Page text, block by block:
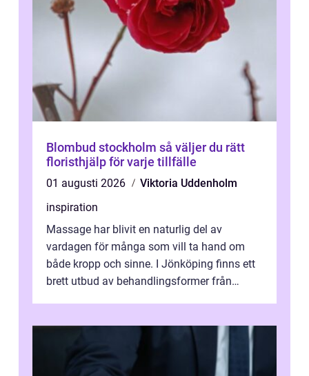
Blombud stockholm så väljer du rätt
floristhjälp för varje tillfälle
01 augusti 2026
Viktoria Uddenholm
inspiration
Massage har blivit en naturlig del av
vardagen för många som vill ta hand om
både kropp och sinne. I Jönköping finns ett
brett utbud av behandlingsformer från